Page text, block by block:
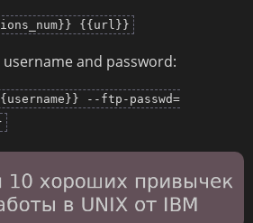
{{url}}
and password:
--ftp-passwd=